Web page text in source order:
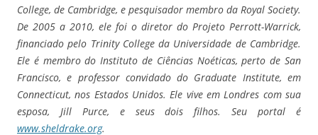
College, de Cambridge, e pesquisador membro da Royal Society.
De 2005 a 2010, ele foi o diretor do Projeto Perrott-Warrick,
financiado pelo Trinity College da Universidade de Cambridge.
Ele é membro do Instituto de Ciências Noéticas, perto de San
Francisco, e professor convidado do Graduate Institute, em
Connecticut, nos Estados Unidos. Ele vive em Londres com sua
esposa, Jill Purce, e seus dois filhos.Seu portal é
www.sheldrake.org.